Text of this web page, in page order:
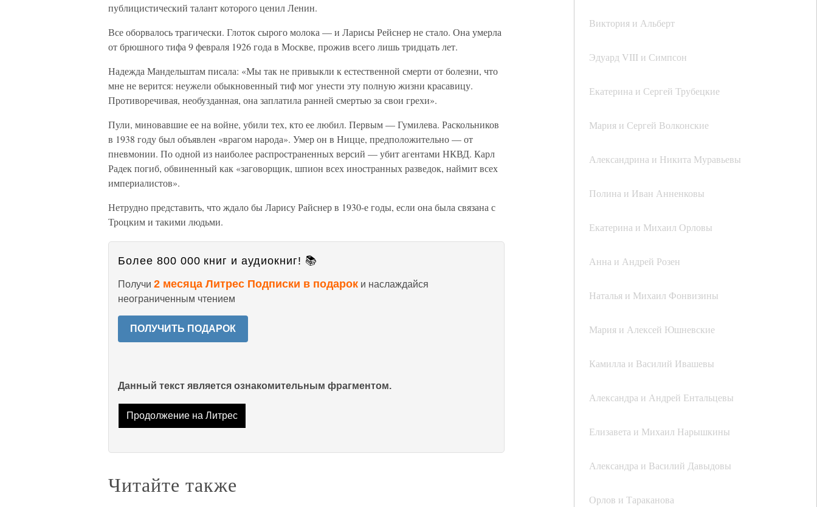
Виктория и Альберт
Эдуард VIII и Симпсон
Екатерина и Сергей Трубецкие
Мария и Сергей Волконские
Александрина и Никита Муравьевы
Полина и Иван Анненковы
Екатерина и Михаил Орловы
Анна и Андрей Розен
Наталья и Михаил Фонвизины
Мария и Алексей Юшневские
Камилла и Василий Ивашевы
Александра и Андрей Ентальцевы
Елизавета и Михаил Нарышкины
Александра и Василий Давыдовы
Орлов и Тараканова
публицистический талант которого ценил Ленин.
Все оборвалось трагически. Глоток сырого молока — и Ларисы Рейснер не стало. Она умерла
от брюшного тифа 9 февраля 1926 года в Москве, прожив всего лишь тридцать лет.
Надежда Мандельштам писала: «Мы так не привыкли к естественной смерти от болезни, что
мне не верится: неужели обыкновенный тиф мог унести эту полную жизни красавицу.
Противоречивая, необузданная, она заплатила ранней смертью за свои грехи».
Пули, миновавшие ее на войне, убили тех, кто ее любил. Первым — Гумилева. Раскольников
в 1938 году был объявлен «врагом народа». Умер он в Ницце, предположительно — от
пневмонии. По одной из наиболее распространенных версий — убит агентами НКВД. Карл
Радек погиб, обвиненный как «заговорщик, шпион всех иностранных разведок, наймит всех
империалистов».
Нетрудно представить, что ждало бы Ларису Райснер в 1930-е годы, если она была связана с
Троцким и такими людьми.
Более 800 000 книг и аудиокниг! 📚
Получи 2 месяца Литрес Подписки в подарок и наслаждайся
неограниченным чтением
ПОЛУЧИТЬ ПОДАРОК
Данный текст является ознакомительным фрагментом.
Продолжение на Литрес
Читайте также